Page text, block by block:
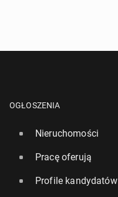
OGŁOSZENIA
Nieruchomości
Pracę oferują
Profile kandydatów